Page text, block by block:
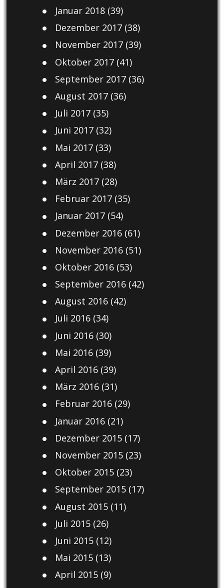
Januar 2018(39)
Dezember 2017(38)
November 2017(39)
Oktober 2017(41)
September 2017(36)
August 2017(36)
Juli 2017(35)
Juni 2017(32)
Mai 2017(33)
April 2017(38)
März 2017(28)
Februar 2017(35)
Januar 2017(54)
Dezember 2016(61)
November 2016(51)
Oktober 2016(53)
September 2016(42)
August 2016(42)
Juli 2016(34)
Juni 2016(30)
Mai 2016(39)
April 2016(39)
März 2016(31)
Februar 2016(29)
Januar 2016(21)
Dezember 2015(17)
November 2015(23)
Oktober 2015(23)
September 2015(17)
August 2015(11)
Juli 2015(26)
Juni 2015(12)
Mai 2015(13)
April 2015(9)